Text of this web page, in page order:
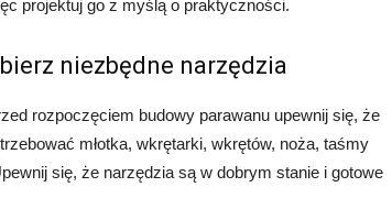
projektuj go z myślą o praktyczności.
niezbędne narzędzia
rozpoczęciem budowy parawanu upewnij się, że
młotka, wkrętarki, wkrętów, noża, taśmy
się, że narzędzia są w dobrym stanie i gotowe